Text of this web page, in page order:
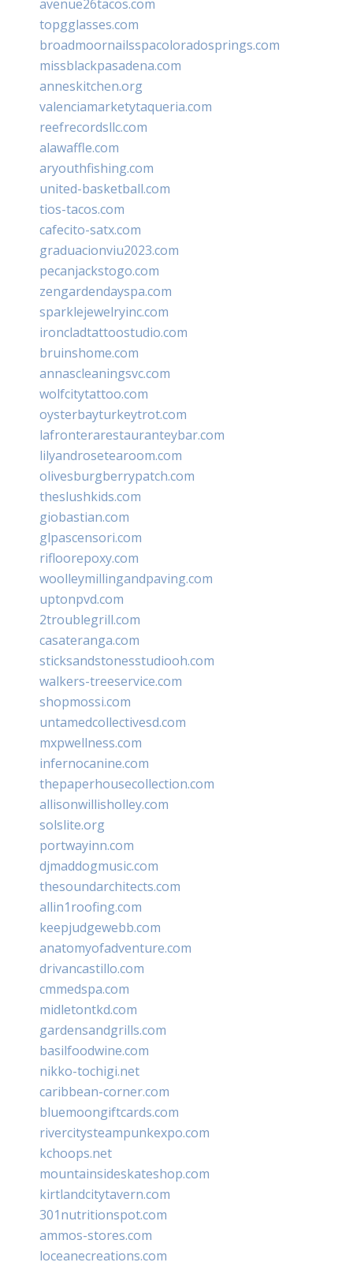
avenue26tacos.com
topgglasses.com
broadmoornailsspacoloradosprings.com
missblackpasadena.com
anneskitchen.org
valenciamarketytaqueria.com
reefrecordsllc.com
alawaffle.com
aryouthfishing.com
united-basketball.com
tios-tacos.com
cafecito-satx.com
graduacionviu2023.com
pecanjackstogo.com
zengardendayspa.com
sparklejewelryinc.com
ironcladtattoostudio.com
bruinshome.com
annascleaningsvc.com
wolfcitytattoo.com
oysterbayturkeytrot.com
lafronterarestauranteybar.com
lilyandrosetearoom.com
olivesburgberrypatch.com
theslushkids.com
giobastian.com
glpascensori.com
rifloorepoxy.com
woolleymillingandpaving.com
uptonpvd.com
2troublegrill.com
casateranga.com
sticksandstonesstudiooh.com
walkers-treeservice.com
shopmossi.com
untamedcollectivesd.com
mxpwellness.com
infernocanine.com
thepaperhousecollection.com
allisonwillisholley.com
solslite.org
portwayinn.com
djmaddogmusic.com
thesoundarchitects.com
allin1roofing.com
keepjudgewebb.com
anatomyofadventure.com
drivancastillo.com
cmmedspa.com
midletontkd.com
gardensandgrills.com
basilfoodwine.com
nikko-tochigi.net
caribbean-corner.com
bluemoongiftcards.com
rivercitysteampunkexpo.com
kchoops.net
mountainsideskateshop.com
kirtlandcitytavern.com
301nutritionspot.com
ammos-stores.com
loceanecreations.com